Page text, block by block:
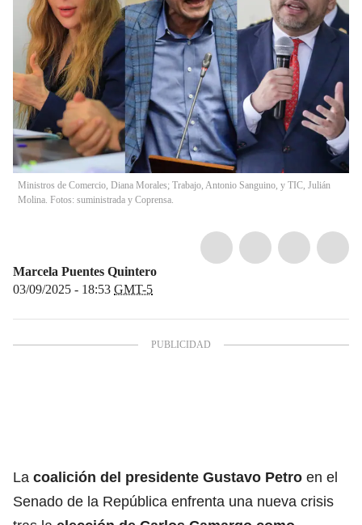
Ministros de Comercio, Diana Morales; Trabajo, Antonio Sanguino, y TIC, Julián
Molina. Fotos: suministrada y Coprensa.
Marcela Puentes Quintero
03/09/2025 - 18:53 GMT-5
La coalición del presidente Gustavo Petro en el
Senado de la República enfrenta una nueva crisis